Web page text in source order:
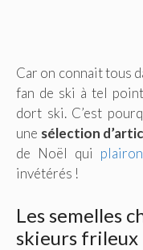
Car on connait tous
fan de ski à tel
dort ski. C’est
une sélection
de Noël qui
invétérés !
Les semelles
skieurs frileux